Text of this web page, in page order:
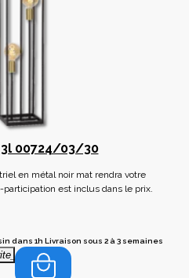
00724/03/30
en métal noir mat rendra votre
chaleureuse. L'éco-participation est inclus dans le prix.
dans 1h Livraison sous 2 à 3 semaines